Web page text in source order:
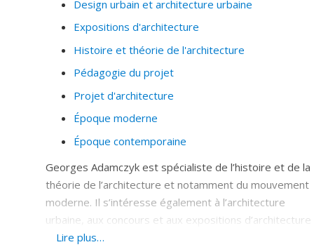
Design urbain et architecture urbaine
Expositions d'architecture
Histoire et théorie de l'architecture
Pédagogie du projet
Projet d'architecture
Époque moderne
Époque contemporaine
Georges Adamczyk est spécialiste de l’histoire et de la
théorie de l’architecture et notamment du mouvement
moderne. Il s’intéresse également à l’architecture
urbaine, aux concours et aux expositions d’architecture
ainsi qu’à la critique architecturale. Ses recherches
Lire plus…